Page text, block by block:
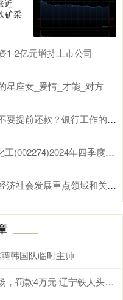
近
矿采
1-2亿元增持上市公司
星座女_爱情_才能_对方
？银行工作的同学跟我说了心里话
露前十大机构持股比例合计下跌1.95个百分点
谋划一批具有战略性、基础性、引领性的重大项目
韩国队临时主帅
最新配资平台查询 姆本扎被禁赛4场，罚款4万元 辽宁铁人头号射手缺席辽宁德比